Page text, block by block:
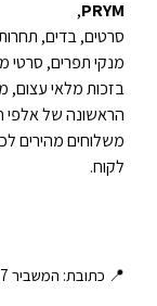
PRYM
,
סרטים, בדים,
מנקי תפרים, סרטי
בזכות מלאי עצום,
הראשונה של אלפי
משלוחים מהירים
לקוח.
📍 כתובת: המשביר 17, תל־אביב יפו